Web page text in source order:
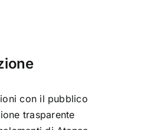
con il pubblico
trasparente